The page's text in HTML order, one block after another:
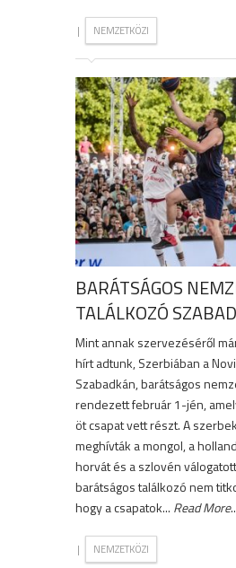
| NEMZETKÖZI
BARÁTSÁGOS
TALÁLKOZÓ
Mint annak szervezéséről
hírt adtunk, Szerbiában a
Szabadkán, barátságos
rendezett február 1-jén,
öt csapat vett részt. A
meghívták a mongol, a
horvát és a szlovén
barátságos találkozó nem
hogy a csapatok... Read More
| NEMZETKÖZI